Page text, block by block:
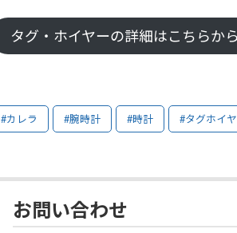
タグ・ホイヤーの詳細はこちらか
#カレラ #腕時計 #時計 #タグホイ
お問い合わせ